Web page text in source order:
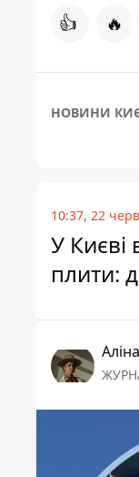
👍 🔥
НОВИНИ
10:37, 22
У Києві
плити: